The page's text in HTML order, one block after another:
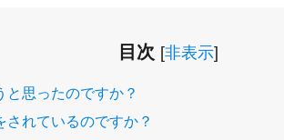
目次 [非表示]
と思ったのですか？
されているのですか？